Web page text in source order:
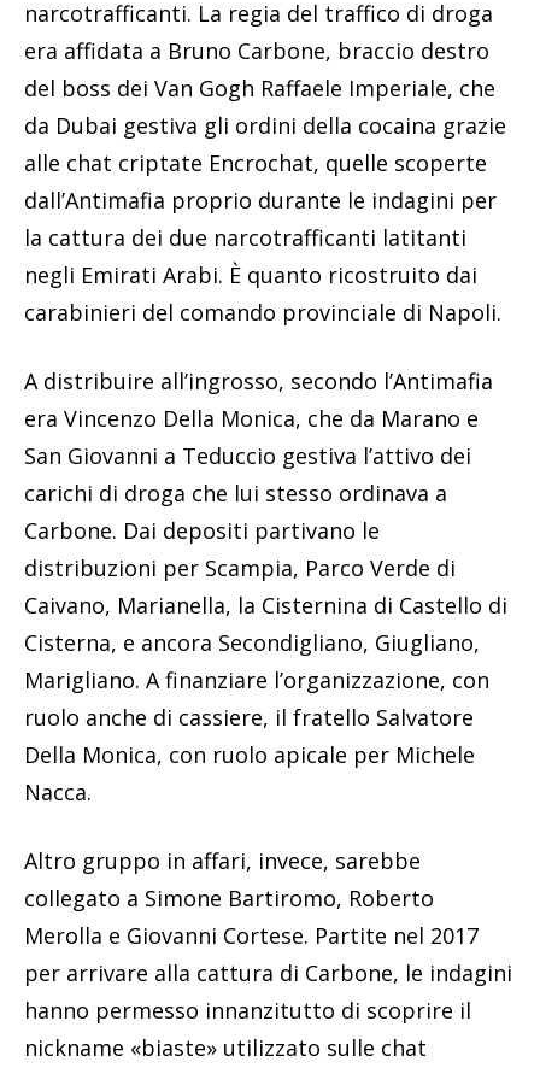
narcotrafficanti. La regia del traffico di droga
era affidata a Bruno Carbone, braccio destro
del boss dei Van Gogh Raffaele Imperiale, che
da Dubai gestiva gli ordini della cocaina grazie
alle chat criptate Encrochat, quelle scoperte
dall’Antimafia proprio durante le indagini per
la cattura dei due narcotrafficanti latitanti
negli Emirati Arabi. È quanto ricostruito dai
carabinieri del comando provinciale di Napoli.
A distribuire all’ingrosso, secondo l’Antimafia
era Vincenzo Della Monica, che da Marano e
San Giovanni a Teduccio gestiva l’attivo dei
carichi di droga che lui stesso ordinava a
Carbone. Dai depositi partivano le
distribuzioni per Scampia, Parco Verde di
Caivano, Marianella, la Cisternina di Castello di
Cisterna, e ancora Secondigliano, Giugliano,
Marigliano. A finanziare l’organizzazione, con
ruolo anche di cassiere, il fratello Salvatore
Della Monica, con ruolo apicale per Michele
Nacca.
Altro gruppo in affari, invece, sarebbe
collegato a Simone Bartiromo, Roberto
Merolla e Giovanni Cortese. Partite nel 2017
per arrivare alla cattura di Carbone, le indagini
hanno permesso innanzitutto di scoprire il
nickname «biaste» utilizzato sulle chat